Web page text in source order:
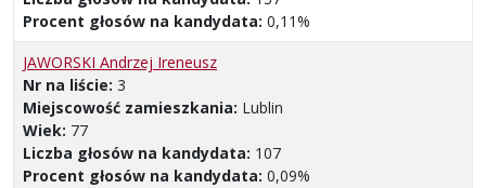
Procent głosów na kandydata: 0,11%
JAWORSKI Andrzej Ireneusz
Nr na liście: 3
Miejscowość zamieszkania: Lublin
Wiek: 77
Liczba głosów na kandydata: 107
Procent głosów na kandydata: 0,09%